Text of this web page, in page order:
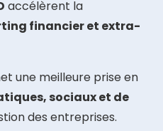
accélèrent la
financier et extra-
une meilleure prise en
sociaux et de
des entreprises.